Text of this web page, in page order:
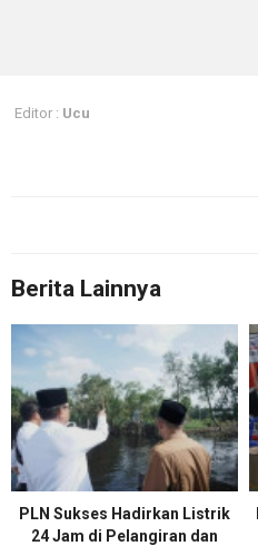
Editor : Ucu
Berita Lainnya
PLN Sukses Hadirkan Listrik
24 Jam di Pelangiran dan